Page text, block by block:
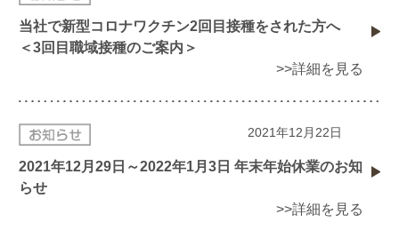
当社で新型コロナワクチン2回目接種をされた方へ
＜3回目職域接種のご案内＞
>>詳細を見る
2021年12月22日
2021年12月29日～2022年1月3日 年末年始休業のお知
らせ
>>詳細を見る